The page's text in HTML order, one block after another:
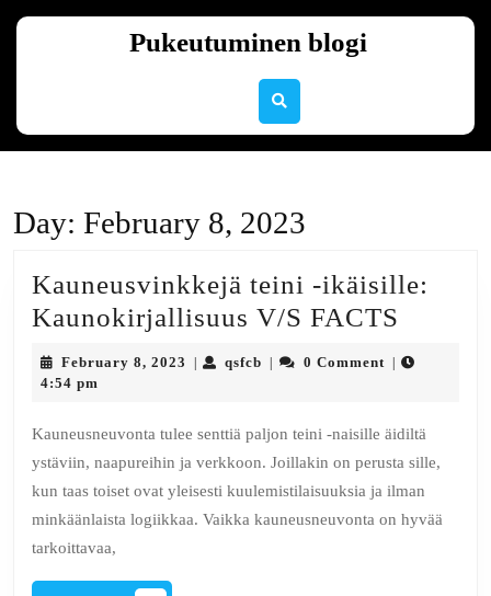
Pukeutuminen blogi
Day: February 8, 2023
Kauneusvinkkejä teini -ikäisille:
Kaunokirjallisuus V/S FACTS
teini
FACTS
February 8, 2023 February
qsfcb qsfcb 0 Comment
4:54 pm
Kauneusneuvonta tulee senttiä paljon teini -naisille äidiltä
ystäviin, naapureihin ja verkkoon. Joillakin on perusta sille,
kun taas toiset ovat yleisesti kuulemistilaisuuksia ja ilman
minkäänlaista logiikkaa. Vaikka kauneusneuvonta on hyvää
tarkoittavaa,